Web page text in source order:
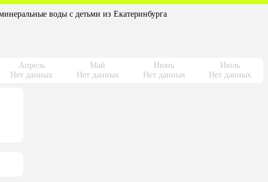
воды с детьми из Екатеринбурга
Апрель
Нет данных
Май
Нет данных
Июнь
Нет данных
Июль
Нет данных